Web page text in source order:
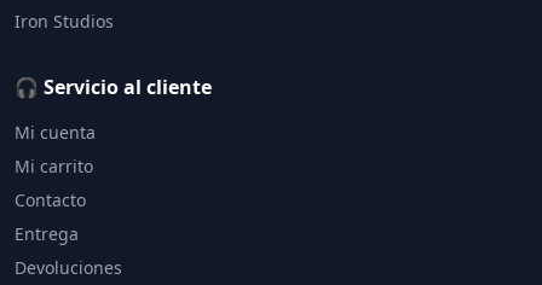
Iron Studios
🎧 Servicio al cliente
Mi cuenta
Mi carrito
Contacto
Entrega
Devoluciones